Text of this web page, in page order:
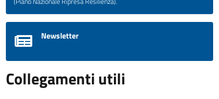
Newsletter
Collegamenti utili